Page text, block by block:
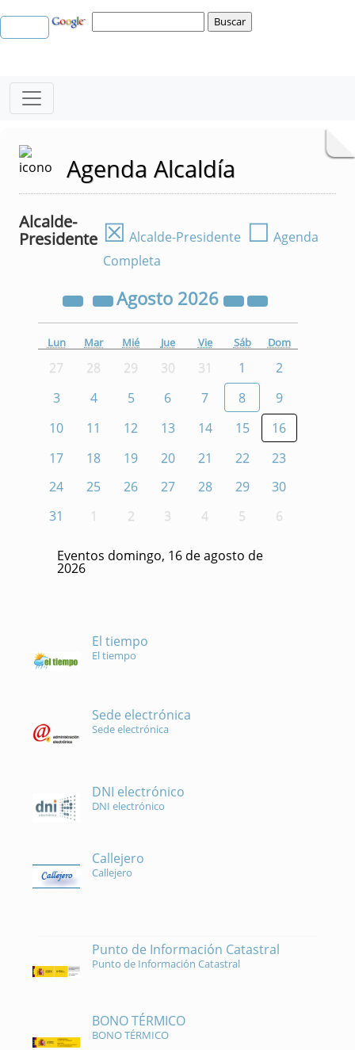
Agenda Alcaldía
Alcalde-
Presidente ☒ Alcalde-Presidente ☐ Agenda
Completa
Agosto 2026
Lun Mar Mié Jue Vie Sáb Dom
27 28 29 30 31 1
2
3
4 5 6 7 8
9
10
11 12 13 14 15
16
17
18 19 20 21 22
23
24
25 26 27 28 29
30
31
1 2 3 4 5 6
Eventos domingo, 16 de agosto de
2026
El tiempo
El tiempo
Sede electrónica
Sede electrónica
DNI electrónico
DNI electrónico
Callejero
Callejero
Punto de Información Catastral
Punto de Información Catastral
BONO TÉRMICO
BONO TÉRMICO